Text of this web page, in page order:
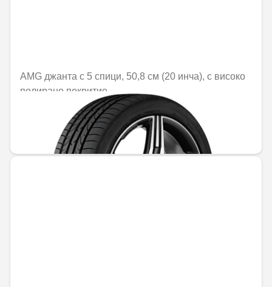
AMG джанта с 5 спици, 50,8 см (20 инча), с високо
полирано покритие
Не е налично онлайн
1470,25 € / 2875,56 лв.